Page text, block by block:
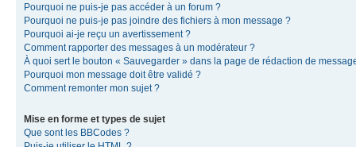
Pourquoi ne puis-je pas accéder à un forum ?
Pourquoi ne puis-je pas joindre des fichiers à mon message ?
Pourquoi ai-je reçu un avertissement ?
Comment rapporter des messages à un modérateur ?
À quoi sert le bouton « Sauvegarder » dans la page de rédaction de
Pourquoi mon message doit être validé ?
Comment remonter mon sujet ?
Mise en forme et types de sujet
Que sont les BBCodes ?